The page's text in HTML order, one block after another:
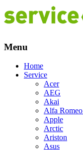
Menu
Skip
Home
Service
Acer
AEG
Akai
Alfa Romeo
Apple
Arctic
Ariston
Asus